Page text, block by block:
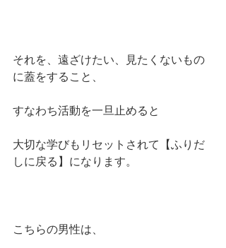
それを、遠ざけたい、見たくないもの
に蓋をすること、
すなわち活動を一旦止めると
大切な学びもリセットされて【ふりだ
しに戻る】になります。
こちらの男性は、